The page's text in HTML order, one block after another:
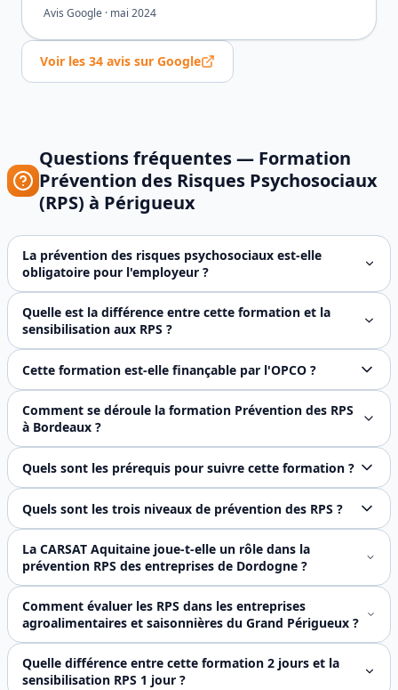
Avis Google · mai 2024
Voir les 34 avis sur Google
Questions fréquentes — Formation
Prévention des Risques Psychosociaux
(RPS) à Périgueux
La prévention des risques psychosociaux est-elle
obligatoire pour l'employeur ?
Oui. L'article L4121-1 du Code du travail impose à
Quelle est la différence entre cette formation et la
sensibilisation aux RPS ?
La sensibilisation aux RPS (1 jour) permet de
Cette formation est-elle finançable par l'OPCO ?
Oui. En tant qu'organisme certifié Qualiopi, FJ
Comment se déroule la formation Prévention des RPS
à Bordeaux ?
La formation se déroule sur 2 jours (14 heures), en
Quels sont les prérequis pour suivre cette formation ?
Aucun prérequis n'est exigé. La formation s'adresse aux
Quels sont les trois niveaux de prévention des RPS ?
La prévention des risques psychosociaux s'organise en
La CARSAT Aquitaine joue-t-elle un rôle dans la
prévention RPS des entreprises de Dordogne ?
Oui. La **CARSAT Aquitaine**, dont l'agence de
Comment évaluer les RPS dans les entreprises
agroalimentaires et saisonnières du Grand Périgueux ?
Le secteur agroalimentaire périgourdin présente des
Quelle différence entre cette formation 2 jours et la
sensibilisation RPS 1 jour ?